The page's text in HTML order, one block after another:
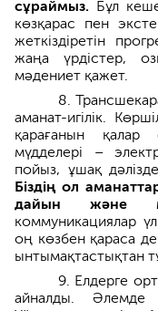
сұраймыз. Бұл
көзқарас пен
жеткіздіретін
жаңа үрдістер,
мәдениет қажет.
8.
аманат-игілік.
қарағанын қалар
мүдделері –
пойыз, ұшақ
Біздің ол
дайын және
коммуникациялар
оң көзбен қараса
ынтымақтастықтан
9. Елдерге
айналды. Әлемде